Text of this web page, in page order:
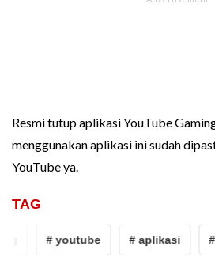
Resmi tutup aplikasi YouTube
menggunakan aplikasi ini sudah
YouTube ya.
TAG
# youtube # aplikasi